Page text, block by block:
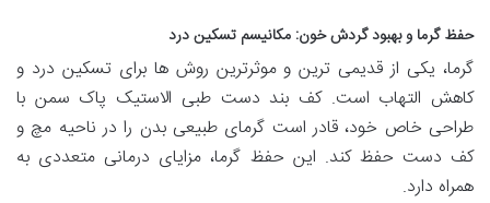
حفظ گرما و بهبود گردش خون: مکانیسم تسکین درد
گرما، یکی از قدیمی ترین و موثرترین روش ها برای تسکین درد و
کاهش التهاب است. کف بند دست طبی الاستیک پاک سمن با
طراحی خاص خود، قادر است گرمای طبیعی بدن را در ناحیه مچ و
کف دست حفظ کند. این حفظ گرما، مزایای درمانی متعددی به
همراه دارد.